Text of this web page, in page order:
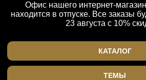
Офис нашего интернет-
находится в отпуске. Все заказы
23 августа с 10%
КАТАЛОГ
ТЕМЫ